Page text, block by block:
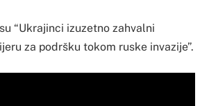
“Ukrajinci izuzetno zahvalni
za podršku tokom ruske invazije”.